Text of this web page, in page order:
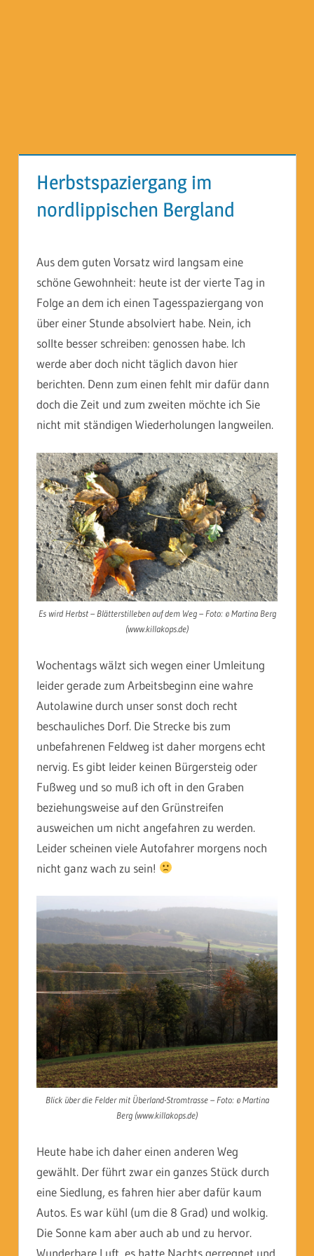
Herbstspaziergang im
nordlippischen Bergland
Aus dem guten Vorsatz wird langsam eine
schöne Gewohnheit: heute ist der vierte Tag in
Folge an dem ich einen Tagesspaziergang von
über einer Stunde absolviert habe. Nein, ich
sollte besser schreiben: genossen habe. Ich
werde aber doch nicht täglich davon hier
berichten. Denn zum einen fehlt mir dafür dann
doch die Zeit und zum zweiten möchte ich Sie
nicht mit ständigen Wiederholungen langweilen.
Es wird Herbst – Blätterstilleben auf dem Weg – Foto: © Martina Berg
(www.killakops.de)
Wochentags wälzt sich wegen einer Umleitung
leider gerade zum Arbeitsbeginn eine wahre
Autolawine durch unser sonst doch recht
beschauliches Dorf. Die Strecke bis zum
unbefahrenen Feldweg ist daher morgens echt
nervig. Es gibt leider keinen Bürgersteig oder
Fußweg und so muß ich oft in den Graben
beziehungsweise auf den Grünstreifen
ausweichen um nicht angefahren zu werden.
Leider scheinen viele Autofahrer morgens noch
nicht ganz wach zu sein!
Blick über die Felder mit Überland-Stromtrasse – Foto: © Martina
Berg (www.killakops.de)
Heute habe ich daher einen anderen Weg
gewählt. Der führt zwar ein ganzes Stück durch
eine Siedlung, es fahren hier aber dafür kaum
Autos. Es war kühl (um die 8 Grad) und wolkig.
Die Sonne kam aber auch ab und zu hervor.
Wunderbare Luft, es hatte Nachts gerregnet und